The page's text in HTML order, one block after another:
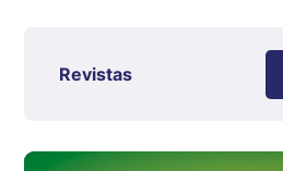
Ovo Branco - Regional
cx
Revistas